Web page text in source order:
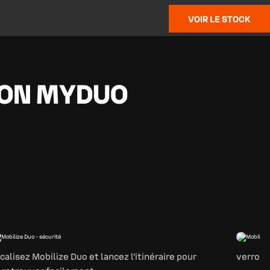
VOIR LE STOCK
MYDUO
Mobilize Duo et lancez l'itinéraire pour